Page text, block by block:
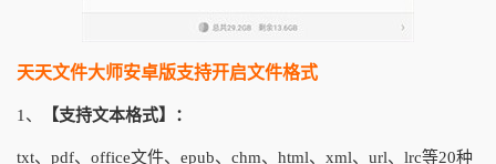
天天文件大师安卓版支持开启文件格式
1、 【支持文本格式】：
txt、pdf、office文件、epub、chm、html、xml、url、lrc等20种